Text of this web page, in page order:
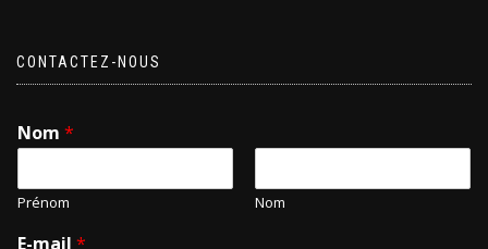
CONTACTEZ-NOUS
Nom *
Prénom Nom
E-mail *